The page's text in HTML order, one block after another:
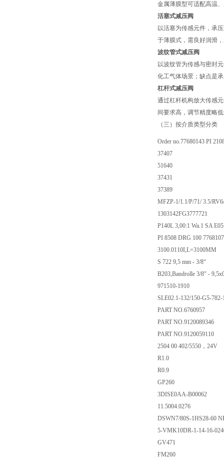
金属薄膜型可适配高温
活塞式减压阀
以活塞为传感元件，承
于薄膜式，需良好润滑
波纹管式减压阀
以波纹管为传感与密封
化工气体场景；缺点是
杠杆式减压阀
通过杠杆机构放大传感
间要求高，调节精度略
（三）按介质类型分类
Order no.77680143 PI
37407
51640
37431
37389
MFZP-1/1.1/P/71/ 3.5/
1303142FG3777721
P140L 3,00:1 Wa.1 SA E05
PI 8508 DRG 100
3100.0110I,L=3100MM
S 722 9,5 mm - 3/8“
B203,Bandrolle 3/8" -
971510-1910
SLE02.1-132/150-G5-782-
PART NO.6760957
PART NO.9120089346
PART NO.9120059110
2504 00 402/5550，24V
R1.0
R0.9
GP260
3DISE0AA-B00062
11.5004.0276
DSWN7/80S-1HS28-60
5-VMK10DR-1-14-16-
GV471
FM260